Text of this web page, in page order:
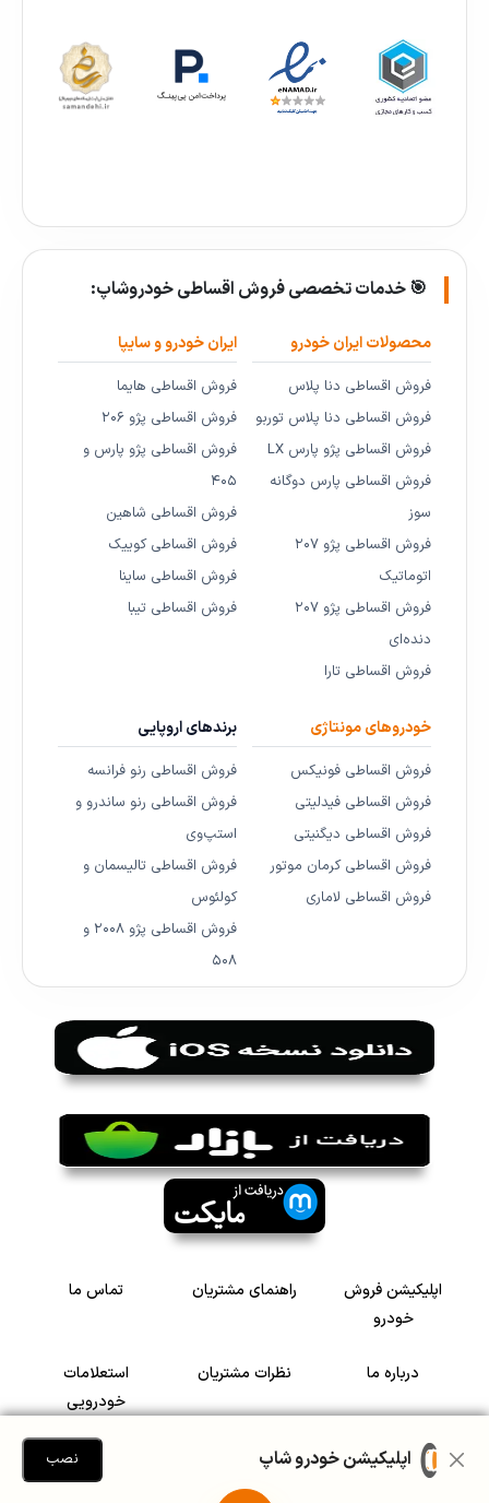
🎯 خدمات تخصصی فروش اقساطی خودروشاپ:
محصولات ایران خودرو
فروش اقساطی دنا پلاس
فروش اقساطی دنا پلاس توربو
فروش اقساطی پژو پارس LX
فروش اقساطی پارس دوگانه
سوز
فروش اقساطی پژو ۲۰۷
اتوماتیک
فروش اقساطی پژو ۲۰۷
دنده‌ای
فروش اقساطی تارا
ایران خودرو و سایپا
فروش اقساطی هایما
فروش اقساطی پژو ۲۰۶
فروش اقساطی پژو پارس و
۴۰۵
فروش اقساطی شاهین
فروش اقساطی کوییک
فروش اقساطی ساینا
فروش اقساطی تیبا
خودروهای مونتاژی
فروش اقساطی فونیکس
فروش اقساطی فیدلیتی
فروش اقساطی دیگنیتی
فروش اقساطی کرمان موتور
فروش اقساطی لاماری
برندهای اروپایی
فروش اقساطی رنو فرانسه
فروش اقساطی رنو ساندرو و
استپ‌وی
فروش اقساطی تالیسمان و
کولئوس
فروش اقساطی پژو ۲۰۰۸ و
۵۰۸
اپلیکیشن فروش
خودرو
راهنمای مشتریان تماس ما
درباره ما نظرات مشتریان
استعلامات
خودرویی
سرمایه گذاری در
رضایت مشتریاناپلیکیشن خودرو شاپ نصب